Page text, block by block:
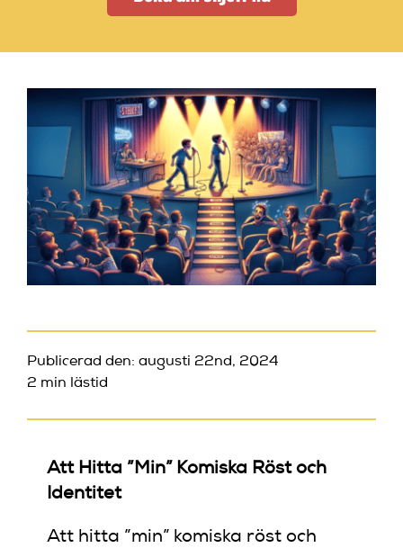
Om oss
Kontakta oss
Vanliga frågor
Publicerad den: augusti 22nd, 2024
2 min lästid
Att Hitta ”Min” Komiska Röst och
Identitet
Att hitta ”min” komiska röst och